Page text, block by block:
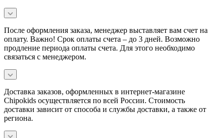
После оформления заказа, менеджер выставляет вам счет на
оплату. Важно! Срок оплаты счета – до 3 дней. Возможно
продление периода оплаты счета. Для этого необходимо
связаться с менеджером.
Доставка заказов, оформленных в интернет-магазине
Chipokids осуществляется по всей России. Стоимость
доставки зависит от способа и службы доставки, а также от
региона.